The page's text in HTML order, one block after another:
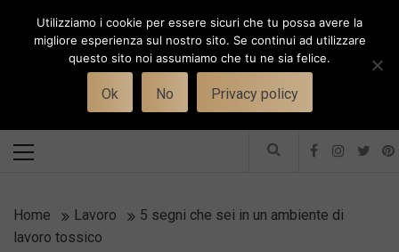
Toggle
WORK-WIFE
Il magazine per le donne che lavorano
Menu
Home Lavoro
5 segni che sei in un ambiente di
lavoro tossico
Utilizziamo i cookie per essere sicuri che tu possa avere la
migliore esperienza sul nostro sito. Se continui ad utilizzare
questo sito noi assumiamo che tu ne sia felice.
Ok No Privacy policy